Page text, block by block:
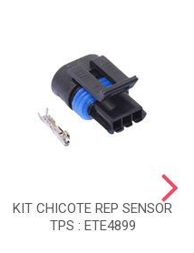
KIT CHICOTE REP SENSOR
TPS : ETE4899